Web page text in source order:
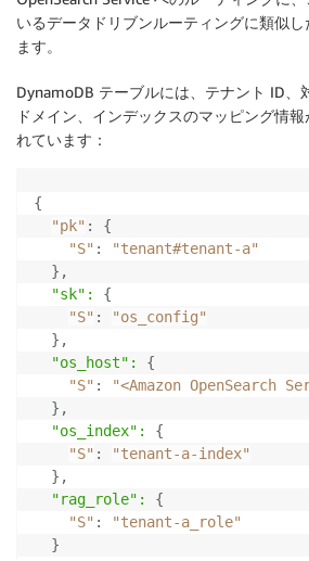
いるデータドリブンルーティングに類似
ます。
DynamoDB テーブルには、テナント ID、
ドメイン、インデックスのマッピング情
れています：
{
"pk" :
{
"S" :
"tenant#tenant-a"
} ,
  "sk":
{
"S" :
"os_config"
} ,
  "os_host":
{
"S" :
"<Amazon OpenSearch
} ,
  "os_index":
{
"S" :
"tenant-a-index"
} ,
  "rag_role":
{
"S" :
"tenant-a_role"
}